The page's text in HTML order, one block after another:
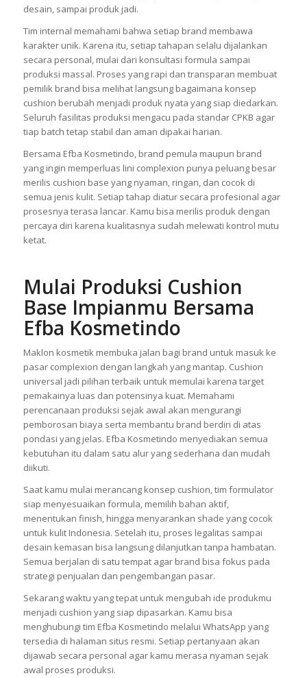
mendampingi setiap proses pengembangan produknya.
menawarkan dukungan lengkap mulai dari ide, formula,
desain, sampai produk jadi.
Tim internal memahami bahwa setiap brand membawa
karakter unik. Karena itu, setiap tahapan selalu dijalankan
secara personal, mulai dari konsultasi formula sampai
produksi massal. Proses yang rapi dan transparan membuat
pemilik brand bisa melihat langsung bagaimana konsep
Seluruh fasilitas produksi mengacu pada standar CPKB agar
tiap batch tetap stabil dan aman dipakai harian.
Bersama Efba Kosmetindo, brand pemula maupun brand
yang ingin memperluas lini complexion punya peluang besar
merilis cushion base yang nyaman, ringan, dan cocok di
semua jenis kulit. Setiap tahap diatur secara profesional agar
ketat.
Mulai Produksi Cushion
Base Impianmu Bersama
Efba Kosmetindo
Maklon kosmetik membuka jalan bagi brand untuk masuk ke
pasar complexion dengan langkah yang mantap. Cushion
universal jadi pilihan terbaik untuk memulai karena target
pemakainya luas dan potensinya kuat. Memahami
perencanaan produksi sejak awal akan mengurangi
pemborosan biaya serta membantu brand berdiri di atas
kebutuhan itu dalam satu alur yang sederhana dan mudah
diikuti.
Saat kamu mulai merancang konsep cushion, tim formulator
siap menyesuaikan formula, memilih bahan aktif,
menentukan finish, hingga menyarankan shade yang cocok
untuk kulit Indonesia. Setelah itu, proses legalitas sampai
Semua berjalan di satu tempat agar brand bisa fokus pada
strategi penjualan dan pengembangan pasar.
Sekarang waktu yang tepat untuk mengubah ide produkmu
menjadi cushion yang siap dipasarkan. Kamu bisa
menghubungi tim Efba Kosmetindo melalui WhatsApp yang